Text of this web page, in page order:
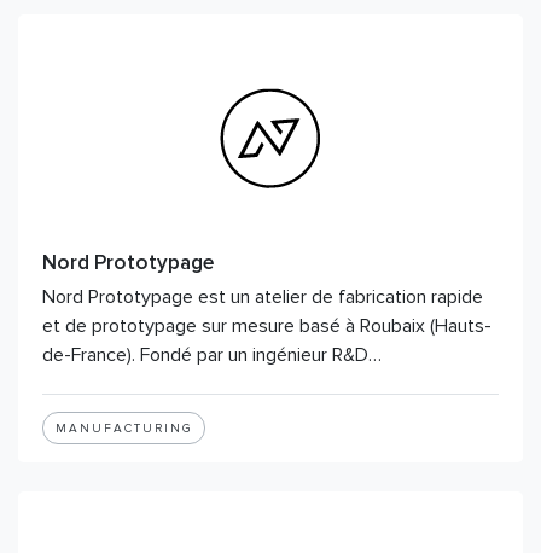
Nord Prototypage
Nord Prototypage est un atelier de fabrication rapide
et de prototypage sur mesure basé à Roubaix (Hauts-
de-France). Fondé par un ingénieur R&D…
MANUFACTURING